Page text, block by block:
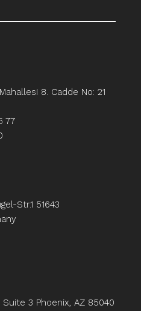
8. Cadde No: 21
77
Str.1 51643
3 Phoenix, AZ 85040